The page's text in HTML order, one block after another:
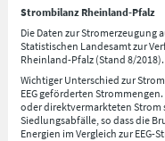
Strombilanz Rheinland-Pfalz
Die Daten zur Stromerzeugung
Statistischen Landesamt zur
Rheinland-Pfalz (Stand 8/2018).
Wichtiger Unterschied zur
EEG geförderten
oder direktvermarkteten
Siedlungsabfälle, so dass die
Energien im Vergleich zur